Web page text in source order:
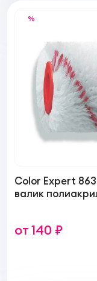
%
Color Expert
валик
от 140 ₽